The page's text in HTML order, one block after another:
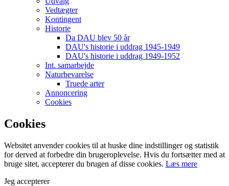
Vedtægter
Kontingent
Historie
Da DAU blev 50 år
DAU's historie i uddrag 1945-1949
DAU's historie i uddrag 1949-1952
Int. samarbejde
Naturbevarelse
Truede arter
Annoncering
Cookies
Cookies
Websitet anvender cookies til at huske dine indstillinger og statistik
for derved at forbedre din brugeroplevelse. Hvis du fortsætter med at
bruge sitet, accepterer du brugen af disse cookies. Læs mere
Jeg accepterer